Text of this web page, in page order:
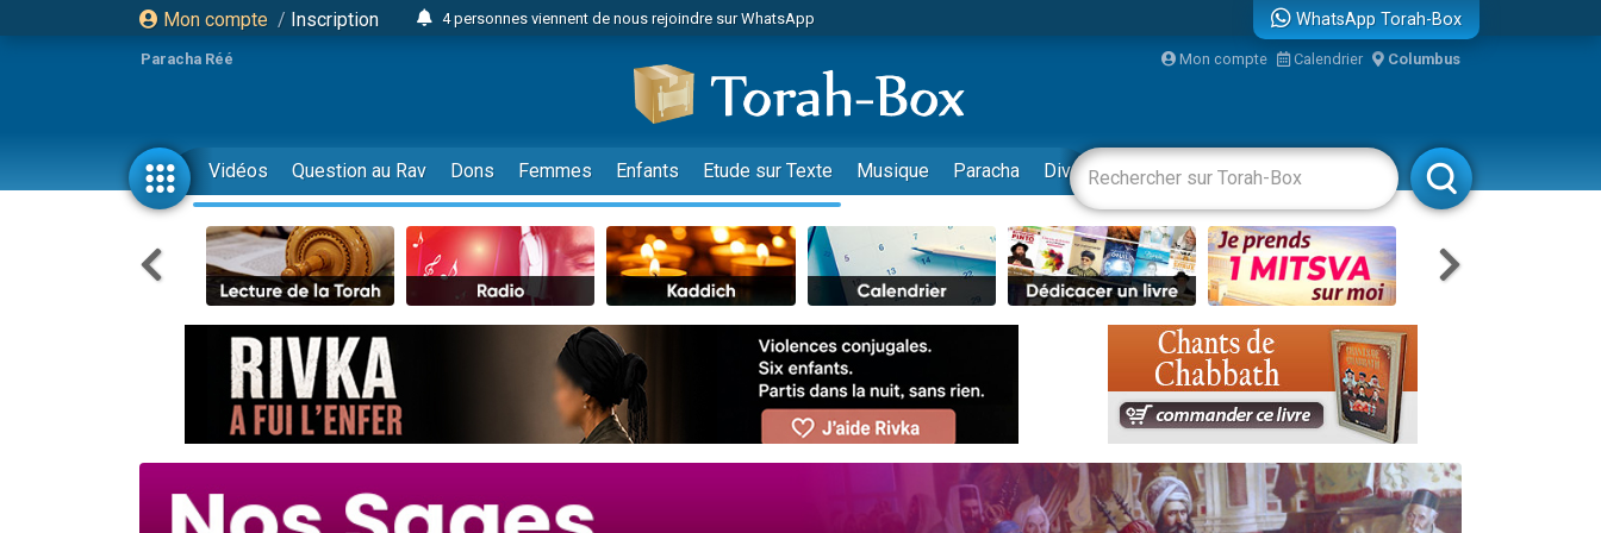
Mon compte / Inscription
4 personnes viennent de nous rejoindre sur WhatsApp
Odaya vient de donner son Maasser
3 personnes viennent de faire un don pour 5 jours de vacances aux Orphelins
3 personnes viennent de faire un don pour Diane, 80 ans, dans un appartement insalubre
13 personnes viennent de demander une bénédiction
2 personnes viennent de nous rejoindre sur WhatsApp
30 personnes viennent de faire un don pour Sauvez la jambe de Yohan
Il reste 49 places pour étudier en groupe sur Zoom
12 nouvelles musiques dans Torah-Box Music
3 personnes viennent de nous rejoindre sur WhatsApp
2 personnes viennent de nous rejoindre sur WhatsApp
3 personnes viennent de nous rejoindre sur WhatsApp
8 personnes viennent de faire un don pour Tsédaka : pauvres d'Israel
WhatsApp Torah-Box
Paracha Réé Mon compte Calendrier Columbus
Vidéos Question au Rav Dons Femmes Enfants Etude sur Texte Musique Paracha Divertissements Livres Rabbanim